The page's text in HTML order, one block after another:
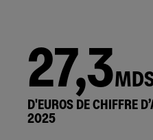
27,3
D'EUROS DE CHIFFRE
2025